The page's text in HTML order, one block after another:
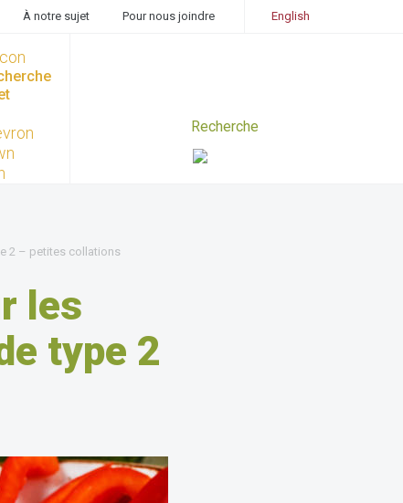
À notre sujet Pour nous joindre English
2 – petites collations
les
type 2